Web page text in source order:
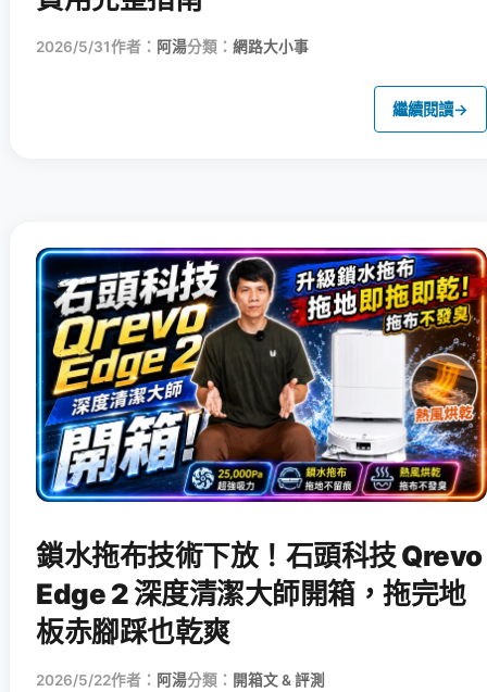
2026/5/31作者： 阿湯分類： 網路大小事
繼續閱讀→
鎖水拖布技術下放！石頭科技 Qrevo
Edge 2 深度清潔大師開箱，拖完地
板赤腳踩也乾爽
2026/5/22作者： 阿湯分類： 開箱文 & 評測